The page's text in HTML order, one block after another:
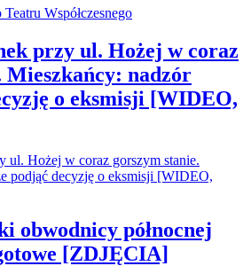
przy ul. Hożej w coraz
Mieszkańcy: nadzór
o eksmisji [WIDEO,
obwodnicy północnej
[ZDJĘCIA]